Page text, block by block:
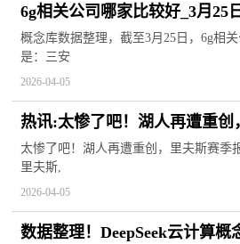
6g相关公司哪家比较好_3月25
概念库数据整理，截至3月25日，6g相
是：三安
2026-04-05
热讯:太惨了吧！湖人再遭重创
詹姆斯又要一轮游了
太惨了吧！湖人再遭重创，里夫斯赛季
里夫斯,
2026-04-05
数据整理！DeepSeek云计算概